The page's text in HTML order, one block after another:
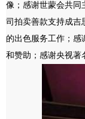
像；感谢世蒙会共同
司拍卖善款支持成吉
的出色服务工作；感
和赞助；感谢央视著